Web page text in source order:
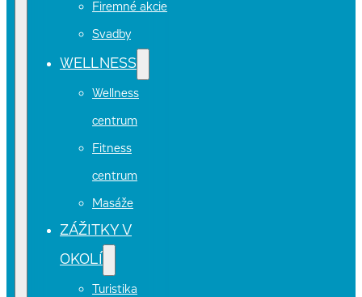
Firemné akcie
Svadby
WELLNESS
Wellness
centrum
Fitness
centrum
Masáže
ZÁŽITKY V
OKOLÍ
Turistika